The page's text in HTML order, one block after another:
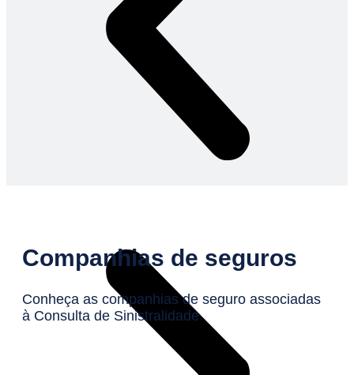
Companhias de seguros
Conheça as companhias de seguro associadas
à Consulta de Sinistralidade